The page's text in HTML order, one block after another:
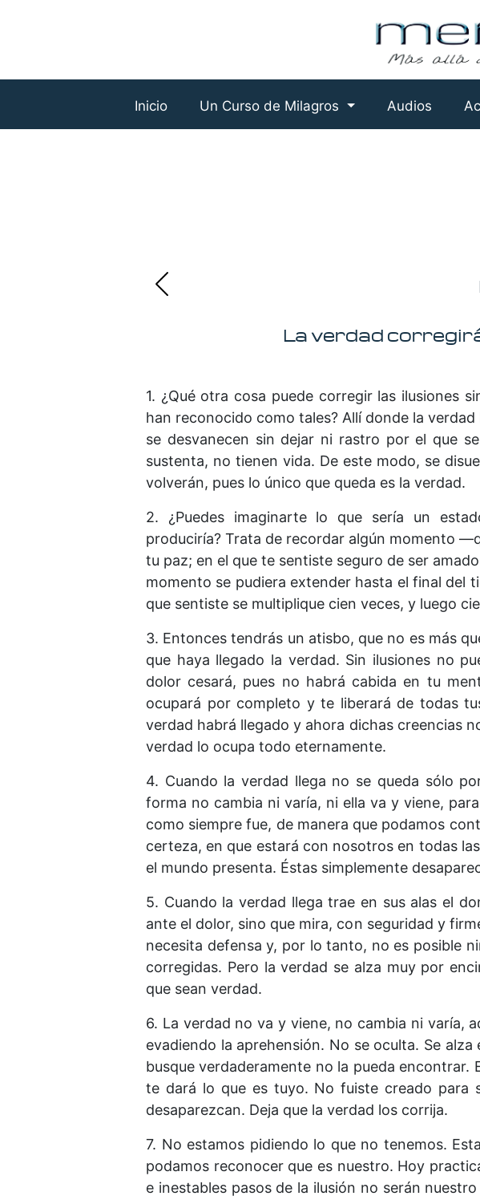
Inicio Un Curso de Milagros Audios
La verdad
1. ¿Qué otra cosa puede corregir las ilusiones
han reconocido como tales? Allí donde la
se desvanecen sin dejar ni rastro por el que
sustenta, no tienen vida. De este modo, se
volverán, pues lo único que queda es la verdad.
2. ¿Puedes imaginarte lo que sería un
produciría? Trata de recordar algún momento
tu paz; en el que te sentiste seguro de ser
momento se pudiera extender hasta el final del
que sentiste se multiplique cien veces, y luego
3. Entonces tendrás un atisbo, que no es más
que haya llegado la verdad. Sin ilusiones no
dolor cesará, pues no habrá cabida en tu
ocupará por completo y te liberará de todas
verdad habrá llegado y ahora dichas creencias
verdad lo ocupa todo eternamente.
4. Cuando la verdad llega no se queda sólo
forma no cambia ni varía, ni ella va y viene,
como siempre fue, de manera que podamos
certeza, en que estará con nosotros en todas
el mundo presenta. Éstas simplemente
5. Cuando la verdad llega trae en sus alas el
ante el dolor, sino que mira, con seguridad y
necesita defensa y, por lo tanto, no es posible
corregidas. Pero la verdad se alza muy por
que sean verdad.
6. La verdad no va y viene, no cambia ni varía,
evadiendo la aprehensión. No se oculta. Se
busque verdaderamente no la pueda encontrar.
te dará lo que es tuyo. No fuiste creado para
desaparezcan. Deja que la verdad los corrija.
7. No estamos pidiendo lo que no tenemos.
podamos reconocer que es nuestro. Hoy
e inestables pasos de la ilusión no serán